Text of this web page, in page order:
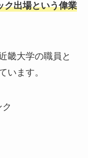
ク出場という偉業
畿大学の職員と
います。